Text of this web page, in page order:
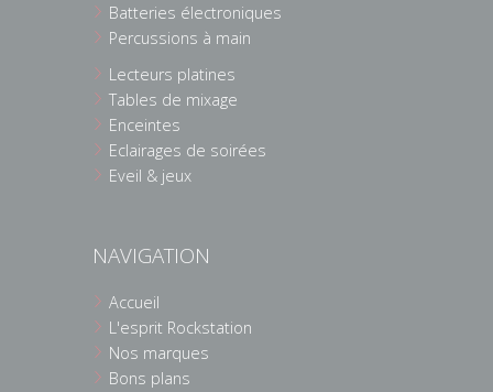
Batteries électroniques
Percussions à main
Lecteurs platines
Tables de mixage
Enceintes
Eclairages de soirées
Eveil & jeux
NAVIGATION
Accueil
L'esprit Rockstation
Nos marques
Bons plans